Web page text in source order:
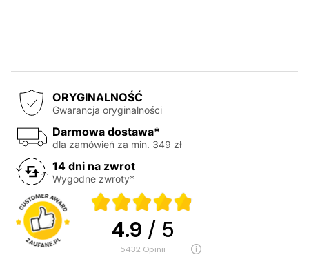
ORYGINALNOŚĆ
Gwarancja oryginalności
Darmowa dostawa*
dla zamówień za min. 349 zł
14 dni na zwrot
Wygodne zwroty*
4.9 / 5
5432 opinii